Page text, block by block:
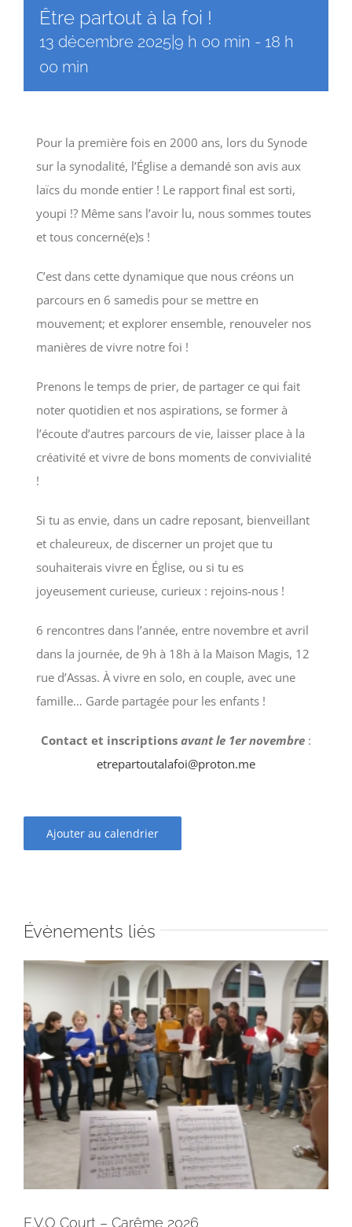
Être partout à la foi !
13 décembre 2025|9 h 00 min - 18 h
00 min
Pour la première fois en 2000 ans, lors du Synode
sur la synodalité, l’Église a demandé son avis aux
laïcs du monde entier ! Le rapport final est sorti,
youpi !? Même sans l’avoir lu, nous sommes toutes
et tous concerné(e)s !
C’est dans cette dynamique que nous créons un
parcours en 6 samedis pour se mettre en
mouvement; et explorer ensemble, renouveler nos
manières de vivre notre foi !
Prenons le temps de prier, de partager ce qui fait
noter quotidien et nos aspirations, se former à
l’écoute d’autres parcours de vie, laisser place à la
créativité et vivre de bons moments de convivialité
!
Si tu as envie, dans un cadre reposant, bienveillant
et chaleureux, de discerner un projet que tu
souhaiterais vivre en Église, ou si tu es
joyeusement curieuse, curieux : rejoins-nous !
6 rencontres dans l’année, entre novembre et avril
dans la journée, de 9h à 18h à la Maison Magis, 12
rue d’Assas. À vivre en solo, en couple, avec une
famille… Garde partagée pour les enfants !
Contact et inscriptions avant le 1er novembre :
etrepartoutalafoi@proton.me
Ajouter au calendrier
Évènements liés
E.V.O Court – Carême 2026